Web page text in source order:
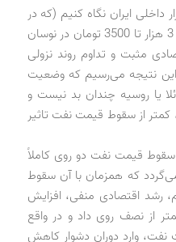
داخلی ایران نگاه کنیم (که در
اغلب ماه‌های دو سال اخیر در بازه 3 هزار تا 3500 تومان در نوسان
مثبت و تداوم روند نزولی
این نتیجه می‌رسیم که وضعیت
یا روسیه چندان بد نیست و
کمتر از سقوط قیمت نفت تاثیر
سقوط قیمت نفت دو روی کاملاً
که همزمان با آن سقوط
رشد اقتصادی منفی، افزایش
از نصف روی داد و در واقع
وارد دوران دشوار کاهش